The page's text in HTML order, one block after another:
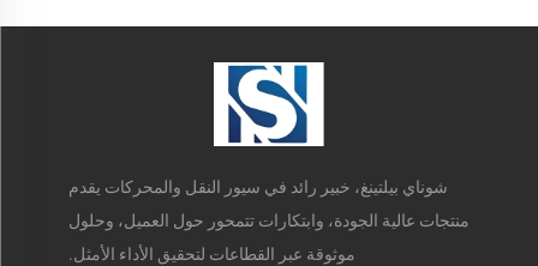
شوناي بيلتينغ، خبير رائد في سيور النقل والمحركات يقدم
منتجات عالية الجودة، وابتكارات تتمحور حول العميل، وحلول
موثوقة عبر القطاعات لتحقيق الأداء الأمثل.